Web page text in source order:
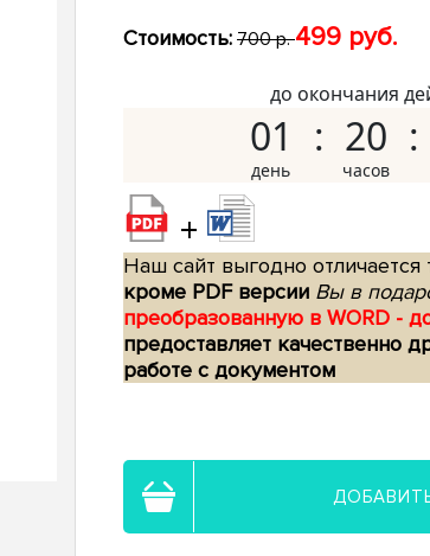
Стоимость: 700 р.499 руб.
до окончания
01 20
+
Наш сайт выгодно отличается
кроме PDF версии Вы в
преобразованную в WORD -
предоставляет качественно
работе с документом